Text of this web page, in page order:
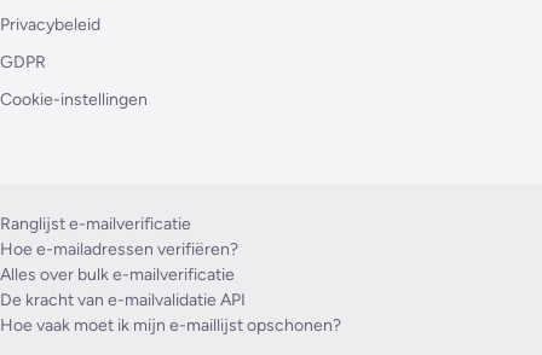
Privacybeleid
GDPR
Cookie-instellingen
Ranglijst e-mailverificatie
Hoe e-mailadressen verifiëren?
Alles over bulk e-mailverificatie
De kracht van e-mailvalidatie API
Hoe vaak moet ik mijn e-maillijst opschonen?